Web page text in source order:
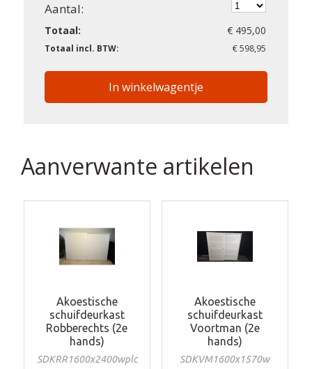
Aantal:
Totaal: € 495,00
Totaal incl. BTW: € 598,95
In winkelwagentje
Aanverwante artikelen
Akoestische
schuifdeurkast
Robberechts (2e
hands)
SDKRR1600x2400wplc
Akoestische
schuifdeurkast
Voortman (2e
hands)
SDKVM1600x1570w